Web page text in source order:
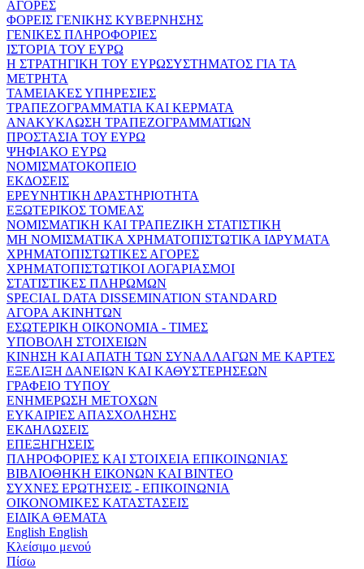
ΑΓΟΡΕΣ
ΦΟΡΕΙΣ ΓΕΝΙΚΗΣ ΚΥΒΕΡΝΗΣΗΣ
ΓΕΝΙΚΕΣ ΠΛΗΡΟΦΟΡΙΕΣ
ΙΣΤΟΡΙΑ ΤΟΥ ΕΥΡΩ
Η ΣΤΡΑΤΗΓΙΚΗ ΤΟΥ ΕΥΡΩΣΥΣΤΗΜΑΤΟΣ ΓΙΑ ΤΑ
ΜΕΤΡΗΤΑ
ΤΑΜΕΙΑΚΕΣ ΥΠΗΡΕΣΙΕΣ
ΤΡΑΠΕΖΟΓΡΑΜΜΑΤΙΑ ΚΑΙ ΚΕΡΜΑΤΑ
ΑΝΑΚΥΚΛΩΣΗ ΤΡΑΠΕΖΟΓΡΑΜΜΑΤΙΩΝ
ΠΡΟΣΤΑΣΙΑ ΤΟΥ ΕΥΡΩ
ΨΗΦΙΑΚΟ ΕΥΡΩ
ΝΟΜΙΣΜΑΤΟΚΟΠΕΙΟ
ΕΚΔΟΣΕΙΣ
ΕΡΕΥΝΗΤΙΚΗ ΔΡΑΣΤΗΡΙΟΤΗΤΑ
ΕΞΩΤΕΡΙΚΟΣ ΤΟΜΕΑΣ
ΝΟΜΙΣΜΑΤΙΚΗ ΚΑΙ ΤΡΑΠΕΖΙΚΗ ΣΤΑΤΙΣΤΙΚΗ
ΜΗ ΝΟΜΙΣΜΑΤΙΚΑ ΧΡΗΜΑΤΟΠΙΣΤΩΤΙΚΑ ΙΔΡΥΜΑΤΑ
ΧΡΗΜΑΤΟΠΙΣΤΩΤΙΚΕΣ ΑΓΟΡΕΣ
ΧΡΗΜΑΤΟΠΙΣΤΩΤΙΚΟΙ ΛΟΓΑΡΙΑΣΜΟΙ
ΣΤΑΤΙΣΤΙΚΕΣ ΠΛΗΡΩΜΩΝ
SPECIAL DATA DISSEMINATION STANDARD
ΑΓΟΡΑ ΑΚΙΝΗΤΩΝ
ΕΣΩΤΕΡΙΚΗ ΟΙΚΟΝΟΜΙΑ - ΤΙΜΕΣ
ΥΠΟΒΟΛΗ ΣΤΟΙΧΕΙΩΝ
ΚΙΝΗΣΗ ΚΑΙ ΑΠΑΤΗ ΤΩΝ ΣΥΝΑΛΛΑΓΩΝ ΜΕ ΚΑΡΤΕΣ
ΕΞΕΛΙΞΗ ΔΑΝΕΙΩΝ ΚΑΙ ΚΑΘΥΣΤΕΡΗΣΕΩΝ
ΓΡΑΦΕΙΟ ΤΥΠΟΥ
ΕΝΗΜΕΡΩΣΗ ΜΕΤΟΧΩΝ
ΕΥΚΑΙΡΙΕΣ ΑΠΑΣΧΟΛΗΣΗΣ
ΕΚΔΗΛΩΣΕΙΣ
ΕΠΕΞΗΓΗΣΕΙΣ
ΠΛΗΡΟΦΟΡΙΕΣ ΚΑΙ ΣΤΟΙΧΕΙΑ ΕΠΙΚΟΙΝΩΝΙΑΣ
ΒΙΒΛΙΟΘΗΚΗ ΕΙΚΟΝΩΝ ΚΑΙ ΒΙΝΤΕΟ
ΣΥΧΝΕΣ ΕΡΩΤΗΣΕΙΣ - ΕΠΙΚΟΙΝΩΝΙΑ
ΟΙΚΟΝΟΜΙΚΕΣ ΚΑΤΑΣΤΑΣΕΙΣ
ΕΙΔΙΚΑ ΘΕΜΑΤΑ
English English
Κλείσιμο μενού
Πίσω